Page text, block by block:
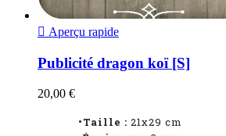
 Aperçu rapide
Publicité dragon koï [S]
20,00 €
•Taille : 21x29 cm